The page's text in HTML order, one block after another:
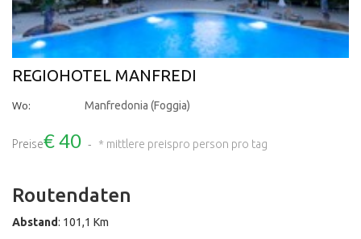
REGIOHOTEL MANFREDI
Wo: Manfredonia (Foggia)
Preise€ 40 * mittlere preispro person pro tag
Routendaten
Abstand: 101,1 Km